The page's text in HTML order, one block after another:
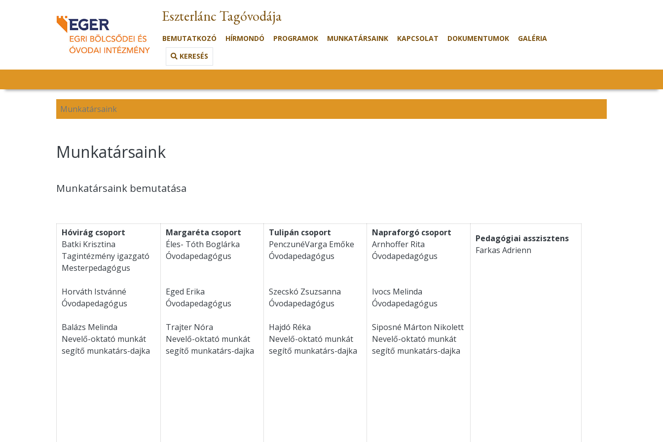
Eszterlánc Tagóvodája
BEMUTATKOZÓ HÍRMONDÓ PROGRAMOK MUNKATÁRSAINK KAPCSOLAT DOKUMENTUMOK
GALÉRIA
KERESÉS
Munkatársaink
Munkatársaink
Munkatársaink bemutatása
Hóvirág csoport
Batki Krisztina
Tagintézmény igazgató
Mesterpedagógus
Horváth Istvánné
Óvodapedagógus
Balázs Melinda
Nevelő-oktató munkát
segítő munkatárs-dajka
Margaréta csoport
Éles- Tóth Boglárka
Óvodapedagógus
Eged Erika
Óvodapedagógus
Trajter Nóra
Nevelő-oktató munkát
segítő munkatárs-dajka
Tulipán csoport
PenczunéVarga Emőke
Óvodapedagógus
Szecskó Zsuzsanna
Óvodapedagógus
Hajdó Réka
Nevelő-oktató munkát
segítő munkatárs-dajka
Napraforgó csoport
Arnhoffer Rita
Óvodapedagógus
Ivocs Melinda
Óvodapedagógus
Siposné Márton Nikolett
Nevelő-oktató munkát
segítő munkatárs-dajka
Pedagógiai asszisztens
Farkas Adrienn